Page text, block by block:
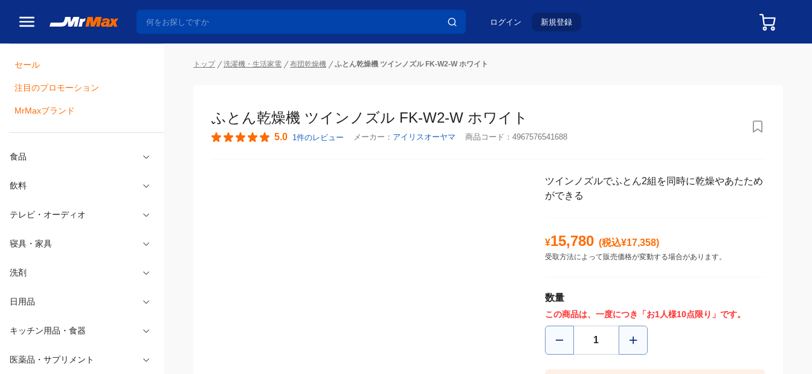
ログイン 新規登録
セール
注目のプロモーション
MrMaxブランド
食品
飲料
テレビ・オーディオ
寝具・家具
洗剤
日用品
キッチン用品・食器
医薬品・サプリメント
トップ 洗濯機・生活家電 布団乾燥機 ふとん乾燥機 ツインノズル FK-W2-W ホワイト
ふとん乾燥機 ツインノズル FK-W2-W ホワイト
5.0 1件のレビュー メーカー： アイリスオーヤマ 商品コード： 4967576541688
ツインノズルでふとん2組を同時に乾燥やあたため
ができる
¥15,780 (税込¥17,358)
受取方法によって販売価格が変動する場合があります。
数量
この商品は、一度につき「お1人様10点限り」です。